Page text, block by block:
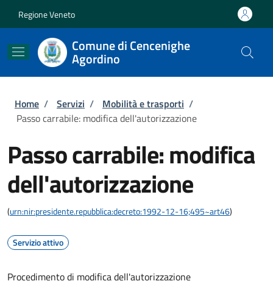
Regione Veneto
Comune di Cencenighe
Agordino
Briciole di pane
Home / Servizi / Mobilità e trasporti /
Passo carrabile: modifica dell'autorizzazione
Passo carrabile: modifica
dell'autorizzazione
(urn:nir:presidente.repubblica:decreto:1992-12-16;495~art46)
Servizio attivo
Procedimento di modifica dell'autorizzazione